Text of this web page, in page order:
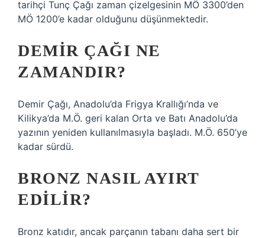
tarihçi Tunç Çağı zaman çizelgesinin MÖ 3300’den
MÖ 1200’e kadar olduğunu düşünmektedir.
DEMIR ÇAĞI NE
ZAMANDIR?
Demir Çağı, Anadolu’da Frigya Krallığı’nda ve
Kilikya’da M.Ö. geri kalan Orta ve Batı Anadolu’da
yazının yeniden kullanılmasıyla başladı. M.Ö. 650’ye
kadar sürdü.
BRONZ NASIL AYIRT
EDILIR?
Bronz katıdır, ancak parçanın tabanı daha sert bir